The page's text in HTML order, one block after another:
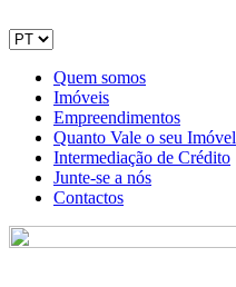
Quem somos
Imóveis
Empreendimentos
Quanto Vale o seu Imóvel
Intermediação de Crédito
Junte-se a nós
Contactos